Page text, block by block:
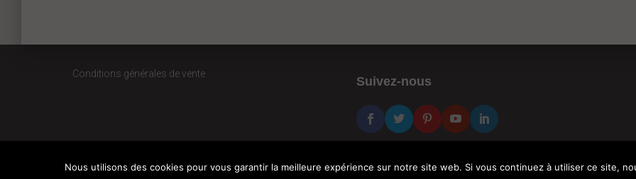
Conditions générales de vente
Suivez-nous
Nous utilisons des cookies pour vous garantir la meilleure expérience sur notre site web. Si vous continuez à utiliser ce site,